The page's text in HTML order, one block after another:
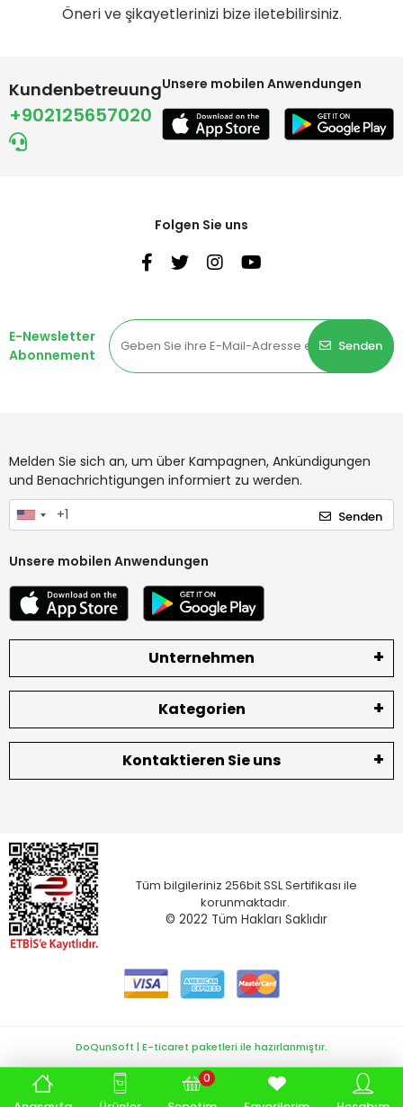
Öneri ve şikayetlerinizi bize iletebilirsiniz.
Kundenbetreuung
+902125657020
Unsere mobilen Anwendungen
Folgen Sie uns
E-Newsletter
Abonnement
Senden
Melden Sie sich an, um über Kampagnen, Ankündigungen
und Benachrichtigungen informiert zu werden.
Senden
Unsere mobilen Anwendungen
Unternehmen
Kategorien
Kontaktieren Sie uns
Tüm bilgileriniz 256bit SSL Sertifikası ile
korunmaktadır.
© 2022 Tüm Hakları Saklıdır
0
DoQunSoft | E-ticaret paketleri ile hazırlanmıştır.